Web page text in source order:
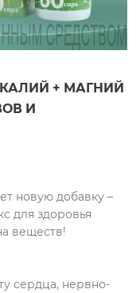
КАЛИЙ + МАГНИЙ
И
новую добавку –
для здоровья
веществ!
сердца, нервно-